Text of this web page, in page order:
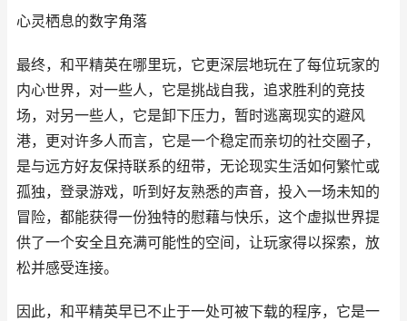
心灵栖息的数字角落
最终，和平精英在哪里玩，它更深层地玩在了每位玩家的
内心世界，对一些人，它是挑战自我，追求胜利的竞技
场，对另一些人，它是卸下压力，暂时逃离现实的避风
港，更对许多人而言，它是一个稳定而亲切的社交圈子，
是与远方好友保持联系的纽带，无论现实生活如何繁忙或
孤独，登录游戏，听到好友熟悉的声音，投入一场未知的
冒险，都能获得一份独特的慰藉与快乐，这个虚拟世界提
供了一个安全且充满可能性的空间，让玩家得以探索，放
松并感受连接。
因此，和平精英早已不止于一处可被下载的程序，它是一